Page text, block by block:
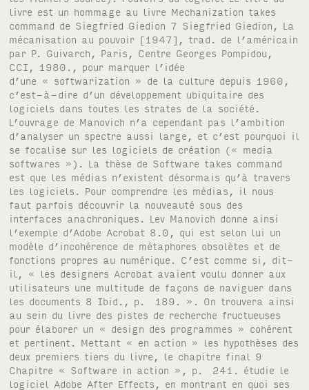
livre est un hommage au livre Mechanization takes
command de Siegfried Giedion 7 Siegfried Giedion, La
mécanisation au pouvoir [1947], trad. de l’américain
par P. Guivarch, Paris, Centre Georges Pompidou,
CCI, 1980., pour marquer l’idée
d’une « softwarization » de la culture depuis 1960,
c’est-à-dire d’un développement ubiquitaire des
logiciels dans toutes les strates de la société.
L’ouvrage de Manovich n’a cependant pas l’ambition
d’analyser un spectre aussi large, et c’est pourquoi il
se focalise sur les logiciels de création (« media
softwares »). La thèse de Software takes command
est que les médias n’existent désormais qu’à travers
les logiciels. Pour comprendre les médias, il nous
faut parfois découvrir la nouveauté sous des
interfaces anachroniques. Lev Manovich donne ainsi
l’exemple d’Adobe Acrobat 8.0, qui est selon lui un
modèle d’incohérence de métaphores obsolètes et de
fonctions propres au numérique. C’est comme si, dit-
il, « les designers Acrobat avaient voulu donner aux
utilisateurs une multitude de façons de naviguer dans
les documents 8 Ibid., p. 189. ». On trouvera ainsi
au sein du livre des pistes de recherche fructueuses
pour élaborer un « design des programmes » cohérent
et pertinent. Mettant « en action » les hypothèses des
deux premiers tiers du livre, le chapitre final 9
Chapitre « Software in action », p. 241. étudie le
logiciel Adobe After Effects, en montrant en quoi ses